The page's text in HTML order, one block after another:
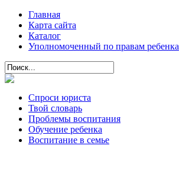
Главная
Карта сайта
Каталог
Уполномоченный по правам ребенка
Спроси юриста
Твой словарь
Проблемы воспитания
Обучение ребенка
Воспитание в семье